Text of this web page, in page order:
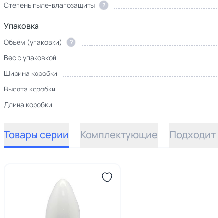
Степень пыле-влагозащиты
?
Упаковка
Объём (упаковки) ?
Вес с упаковкой
Ширина коробки
Высота коробки
Длина коробки
Товары серии Комплектующие Подходит